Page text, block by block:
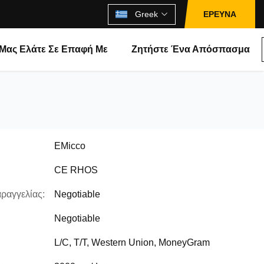
Greek ΕΡΕΥΝΑ
Μας Ελάτε Σε Επαφή Με Ζητήστε Ένα Απόσπασμα
EMicco
CE RHOS
Negotiable
Negotiable
L/C, T/T, Western Union, MoneyGram